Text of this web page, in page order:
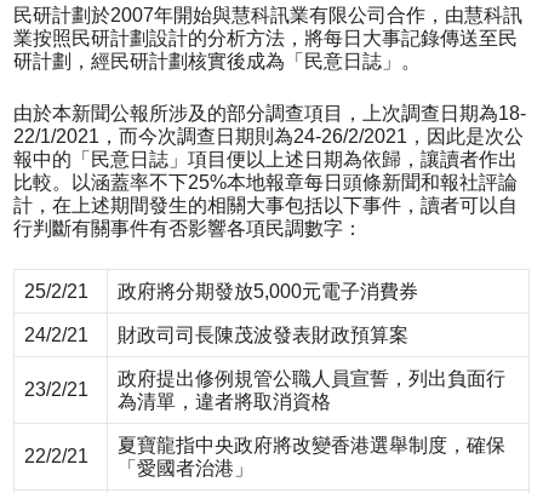
民研計劃於2007年開始與慧科訊業有限公司合作，由慧科訊
業按照民研計劃設計的分析方法，將每日大事記錄傳送至民
研計劃，經民研計劃核實後成為「民意日誌」。
由於本新聞公報所涉及的部分調查項目，上次調查日期為18-
22/1/2021，而今次調查日期則為24-26/2/2021，因此是次公
報中的「民意日誌」項目便以上述日期為依歸，讓讀者作出
比較。以涵蓋率不下25%本地報章每日頭條新聞和報社評論
計，在上述期間發生的相關大事包括以下事件，讀者可以自
行判斷有關事件有否影響各項民調數字：
25/2/21 政府將分期發放5,000元電子消費券
24/2/21 財政司司長陳茂波發表財政預算案
23/2/21
政府提出修例規管公職人員宣誓，列出負面行
為清單，違者將取消資格
22/2/21
夏寶龍指中央政府將改變香港選舉制度，確保
「愛國者治港」